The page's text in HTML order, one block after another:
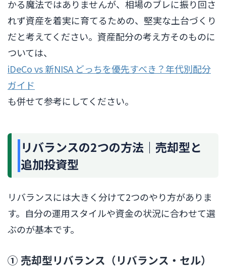
かる魔法ではありませんが、相場のブレに振り回さ
れず資産を着実に育てるための、堅実な土台づくり
だと考えてください。資産配分の考え方そのものに
ついては、
iDeCo vs 新NISA どっちを優先すべき？年代別配分
ガイド
も併せて参考にしてください。
リバランスの2つの方法｜売却型と
追加投資型
リバランスには大きく分けて2つのやり方がありま
す。自分の運用スタイルや資金の状況に合わせて選
ぶのが基本です。
① 売却型リバランス（リバランス・セル）